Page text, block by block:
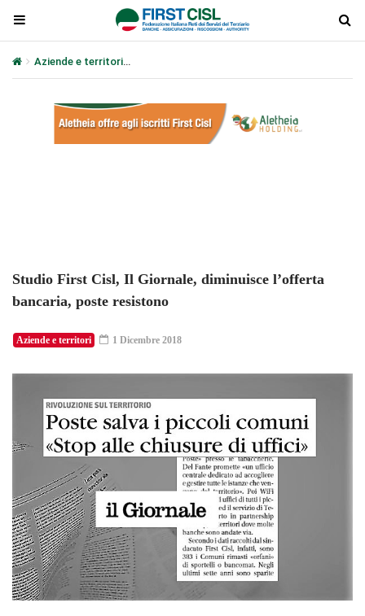
Aziende e territori
Studio First Cisl, Il Giornale, diminuisce l’offerta
bancaria, poste resistono
Aziende e territori 1 Dicembre 2018